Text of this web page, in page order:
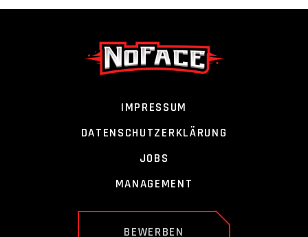
IMPRESSUM
DATENSCHUTZERKLÄRUNG
JOBS
MANAGEMENT
BEWERBEN